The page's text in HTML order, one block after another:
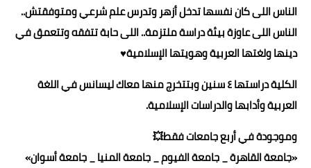
الناس اللى كان نفسها تدخل أزهر وتدرس علم شرعي ومتوفقتش..
الناس اللى عاوزة بيئة دراسة ملتزمة.. اللى حابة تتفقه وتتعمق في
دينها ولغتها العربية وهويتها الإسلامية♥️
الكلية دراستها ٤ سنين وبتتخرج منها معاك ليسانس في اللغة
العربية وأدابها والدراسات الإسلامية.
وموجودة في أربع جامعات فقط💥
«جامعة القاهرة _ جامعة الفيوم _ جامعة المنيا _ جامعة أسوان»